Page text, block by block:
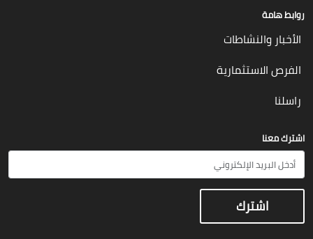
روابط هامة
الأخبار والنشاطات
الفرص الاستثمارية
راسلنا
اشترك معنا